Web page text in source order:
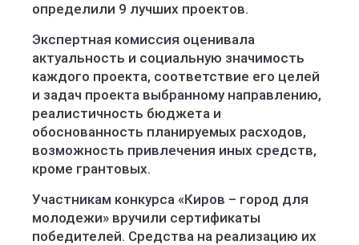
определили 9 лучших проектов.
Экспертная комиссия оценивала
актуальность и социальную значимость
каждого проекта, соответствие его целей
и задач проекта выбранному направлению,
реалистичность бюджета и
обоснованность планируемых расходов,
возможность привлечения иных средств,
кроме грантовых.
Участникам конкурса «Киров – город для
молодежи» вручили сертификаты
победителей. Средства на реализацию их